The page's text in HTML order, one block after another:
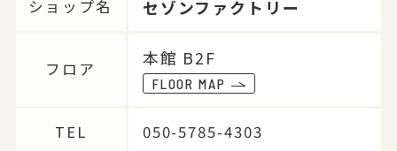
ショップ名 セゾンファクトリー
フロア
本館 B2F
FLOOR MAP
TEL 050-5785-4303